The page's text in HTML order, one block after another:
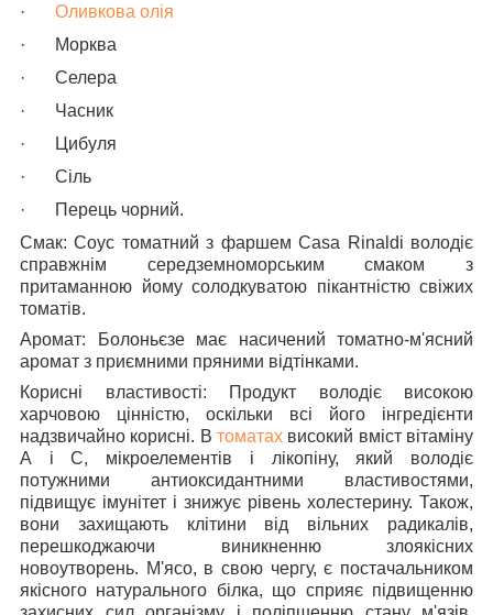
·
Оливкова олія
·
Морква
·
Селера
·
Часник
·
Цибуля
·
Сіль
·
Перець чорний.
Смак: Соус томатний з фаршем Casa Rinaldi володіє
справжнім середземноморським смаком з
притаманною йому солодкуватою пікантністю свіжих
томатів.
Аромат: Болоньєзе має насичений томатно-м'ясний
аромат з приємними пряними відтінками.
Корисні властивості: Продукт володіє високою
харчовою цінністю, оскільки всі його інгредієнти
надзвичайно корисні. В томатах високий вміст вітаміну
А і С, мікроелементів і лікопіну, який володіє
потужними антиоксидантними властивостями,
підвищує імунітет і знижує рівень холестерину. Також,
вони захищають клітини від вільних радикалів,
перешкоджаючи виникненню злоякісних
новоутворень. М'ясо, в свою чергу, є постачальником
якісного натурального білка, що сприяє підвищенню